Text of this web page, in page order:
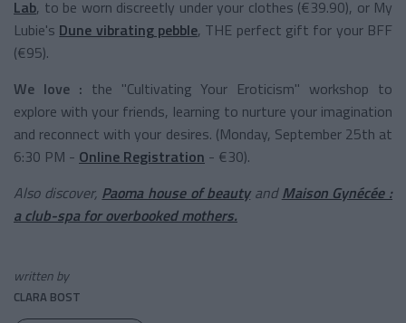
Lab, to be worn discreetly under your clothes (€39.90), or My
Lubie's Dune vibrating pebble, THE perfect gift for your BFF
(€95).
We love : the "Cultivating Your Eroticism" workshop to
explore with your friends, learning to nurture your imagination
and reconnect with your desires. (Monday, September 25th at
6:30 PM - Online Registration - €30).
Also discover, Paoma house of beautyandMaison Gynécée :
a club-spa for overbooked mothers.
written by
CLARA BOST